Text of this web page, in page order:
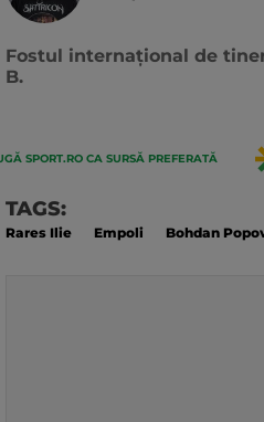
Fostul internațional de
B.
SPORT.RO CA SURSĂ PREFERATĂ
TAGS:
Rares Ilie Empoli Bohdan